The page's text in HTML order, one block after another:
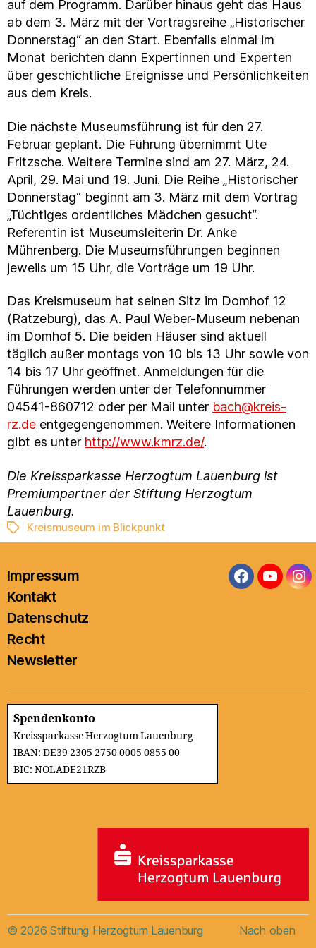
auf dem Programm. Darüber hinaus geht das Haus
ab dem 3. März mit der Vortragsreihe „Historischer
Donnerstag“ an den Start. Ebenfalls einmal im
Monat berichten dann Expertinnen und Experten
über geschichtliche Ereignisse und Persönlichkeiten
aus dem Kreis.
Die nächste Museumsführung ist für den 27.
Februar geplant. Die Führung übernimmt Ute
Fritzsche. Weitere Termine sind am 27. März, 24.
April, 29. Mai und 19. Juni. Die Reihe „Historischer
Donnerstag“ beginnt am 3. März mit dem Vortrag
„Tüchtiges ordentliches Mädchen gesucht“.
Referentin ist Museumsleiterin Dr. Anke
Mührenberg. Die Museumsführungen beginnen
jeweils um 15 Uhr, die Vorträge um 19 Uhr.
Das Kreismuseum hat seinen Sitz im Domhof 12
(Ratzeburg), das A. Paul Weber-Museum nebenan
im Domhof 5. Die beiden Häuser sind aktuell
täglich außer montags von 10 bis 13 Uhr sowie von
14 bis 17 Uhr geöffnet. Anmeldungen für die
Führungen werden unter der Telefonnummer
04541-860712 oder per Mail unter bach@kreis-
rz.de entgegengenommen. Weitere Informationen
gibt es unter http://www.kmrz.de/.
Die Kreissparkasse Herzogtum Lauenburg ist
Premiumpartner der Stiftung Herzogtum
Lauenburg.
Schlagwörter
Kreismuseum im Blickpunkt
Impressum
Kontakt
Datenschutz
Recht
Newsletter
Facebook
Spendenkonto
Kreissparkasse Herzogtum Lauenburg
IBAN: DE39 2305 2750 0005 0855 00
BIC: NOLADE21RZB
© 2026Stiftung Herzogtum Lauenburg Nach oben